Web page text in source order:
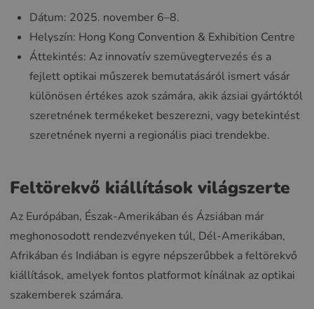
Dátum: 2025. november 6–8.
Helyszín: Hong Kong Convention & Exhibition Centre
Áttekintés: Az innovatív szemüvegtervezés és a
fejlett optikai műszerek bemutatásáról ismert vásár
különösen értékes azok számára, akik ázsiai gyártóktól
szeretnének termékeket beszerezni, vagy betekintést
szeretnének nyerni a regionális piaci trendekbe.
Feltörekvő kiállítások világszerte
Az Európában, Észak-Amerikában és Ázsiában már
meghonosodott rendezvényeken túl, Dél-Amerikában,
Afrikában és Indiában is egyre népszerűbbek a feltörekvő
kiállítások, amelyek fontos platformot kínálnak az optikai
szakemberek számára.